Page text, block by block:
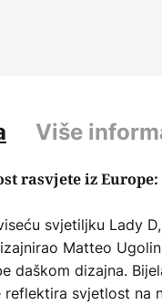
Više
rasvjete iz
svjetiljku Lady
Matteo
daškom dizajna.
reflektira svjetlost na